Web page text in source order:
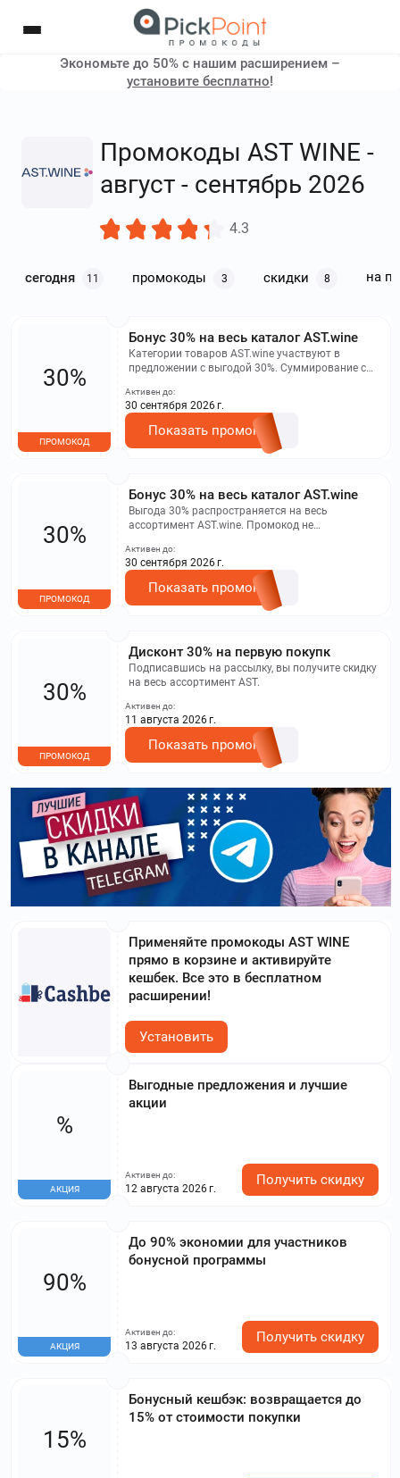
Экономьте до 50% с нашим расширением –
установите бесплатно!
Промокоды AST WINE -
август - сентябрь 2026
4.3
сегодня 11 промокоды 3 скидки 8 на
Бонус 30% на весь каталог AST.wine
Категории товаров AST.wine участвуют в
предложении с выгодой 30%. Суммирование с
30%
ПРОМОКОД
Активен до:
30 сентября 2026 г.
Показать промокод
Бонус 30% на весь каталог AST.wine
Выгода 30% распространяется на весь
ассортимент AST.wine. Промокод не
спецпредложениями.
30%
ПРОМОКОД
Активен до:
30 сентября 2026 г.
Показать промокод
Дисконт 30% на первую покупк
Подписавшись на рассылку, вы получите скидку
на весь ассортимент AST.
30%
ПРОМОКОД
Активен до:
11 августа 2026 г.
Показать промокод
Применяйте промокоды AST WINE
прямо в корзине и активируйте
кешбек. Все это в бесплатном
расширении!
Установить
Выгодные предложения и лучшие
акции
%
АКЦИЯ
Активен до:
12 августа 2026 г.
Получить скидку
До 90% экономии для участников
бонусной программы
90%
АКЦИЯ
Активен до:
13 августа 2026 г.
Получить скидку
Бонусный кешбэк: возвращается до
15% от стоимости покупки
15%